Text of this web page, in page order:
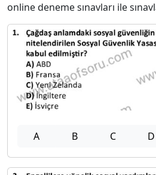
online deneme sınavları ile
A B C D